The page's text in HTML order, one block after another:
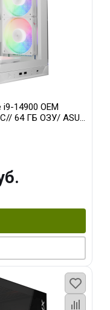
14900 OEM
64 ГБ ОЗУ/ ASUS
256bit 3xDP